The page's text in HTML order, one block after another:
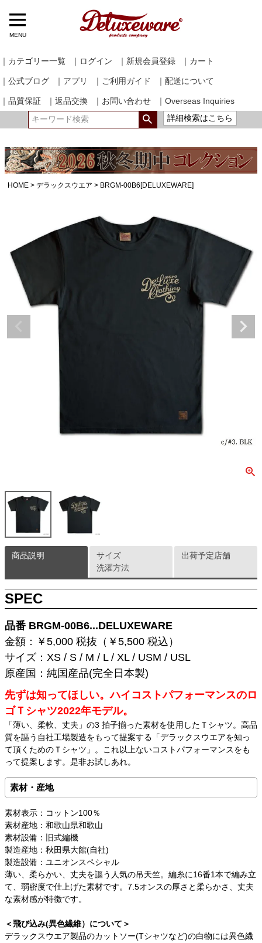
MENU
｜カテゴリー一覧 ｜ログイン ｜新規会員登録 ｜カート
｜公式ブログ ｜アプリ ｜ご利用ガイド ｜配送について
｜品質保証 ｜返品交換 ｜お問い合わせ
｜Overseas Inquiries
詳細検索はこちら
HOME デラックスウエア BRGM-00B6[DELUXEWARE]
商品説明
SPEC
品番 BRGM-00B6...DELUXEWARE
金額：￥5,000 税抜（￥5,500 税込）
サイズ：XS / S / M / L / XL / USM / USL
原産国：純国産品(完全日本製)
先ずは知ってほしい。ハイコストパフォーマンスのロ
ゴＴシャツ2022年モデル。
「薄い、柔軟、丈夫」の3 拍子揃った素材を使用したＴシャツ。高品
質を謳う自社工場製造をもって提案する「デラックスウエアを知っ
て頂くためのＴシャツ」。これ以上ないコストパフォーマンスをも
って提案します。是非お試しあれ。
素材・産地
素材表示：コットン100％
素材産地：和歌山県和歌山
素材設備：旧式編機
製造産地：秋田県大館(自社)
製造設備：ユニオンスペシャル
薄い、柔らかい、丈夫を謳う人気の吊天竺。編糸に16番1本で編み立
て、弱密度で仕上げた素材です。7.5オンスの厚さと柔らかさ、丈夫
な素材感が特徴です。
＜飛び込み(異色繊維）について＞
デラックスウエア製品のカットソー(Tシャツなど)の白物には異色繊
サイズ
洗濯方法
出荷予定店舗